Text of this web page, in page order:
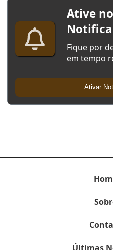
Ative
Fique por
em tempo
Ativar
Últimas